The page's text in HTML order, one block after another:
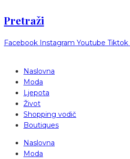
Pretraži
Facebook Instagram Youtube Tiktok
Naslovna
Moda
Ljepota
Život
Shopping vodič
Boutiques
Naslovna
Moda